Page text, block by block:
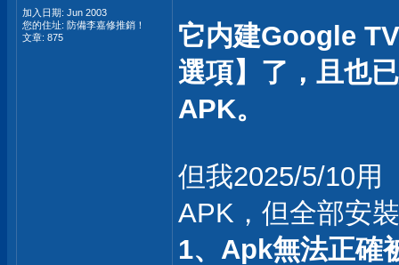
加入日期: Jun 2003
您的住址: 防備李嘉修推銷！
文章: 875
它内建Google
選項】了，且也
APK。
但我2025/5/10用
APK，但全部安
1、Apk無法正確